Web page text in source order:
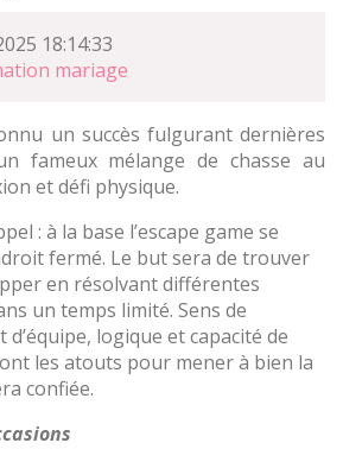
18:14:33
mariage
un succès fulgurant dernières
fameux mélange de chasse au
et défi physique.
: à la base l’escape game se
fermé. Le but sera de trouver
en résolvant différentes
un temps limité. Sens de
d’équipe, logique et capacité de
les atouts pour mener à bien la
confiée.